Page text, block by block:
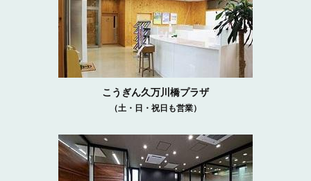
こうぎん久万川橋プラザ
（土・日・祝日も営業）